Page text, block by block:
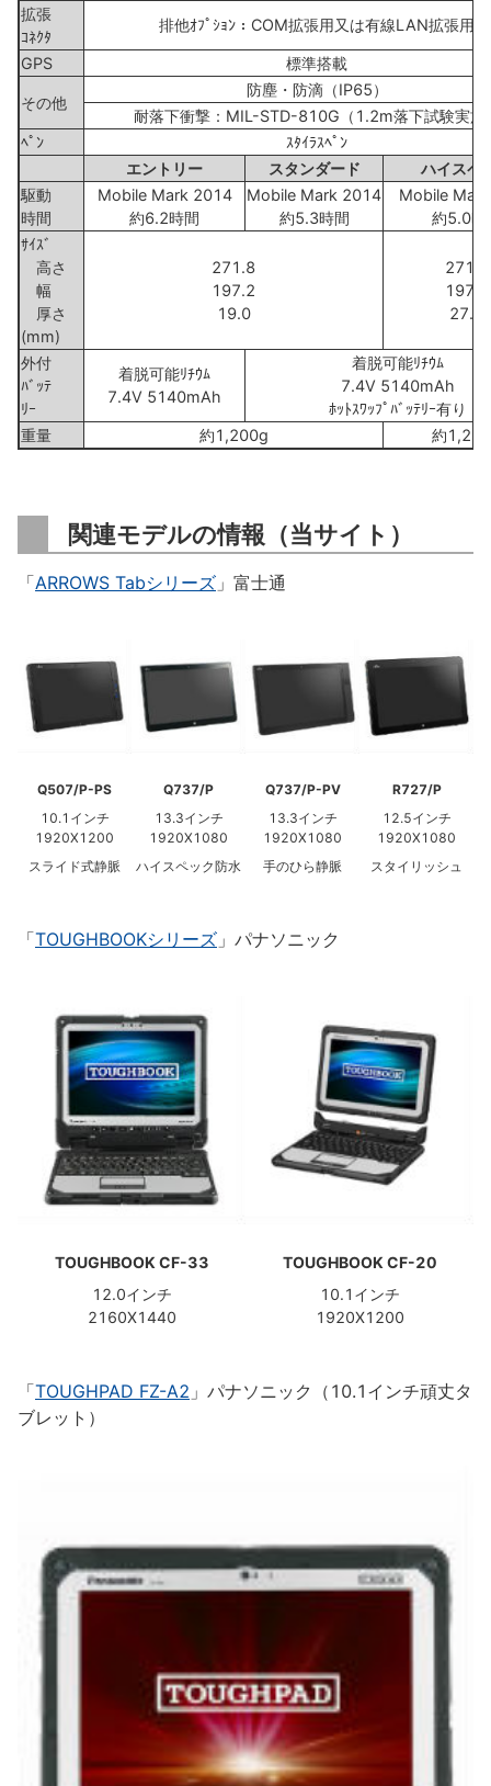
拡張
ｺﾈｸﾀ
排他ｵﾌﾟｼｮﾝ：COM拡張用又は有線LAN拡張用
GPS 標準搭載
その他
防塵・防滴（IP65）
耐落下衝撃：MIL-STD-810G（1.2m落下試験実施
ﾍﾟﾝ
ｽﾀｲﾗｽﾍﾟﾝ
エントリー
スタンダード
ハイスペ
駆動
時間
Mobile Mark 2014
約6.2時間
Mobile Mark 2014
約5.3時間
Mobile
約5.0時
ｻｲｽﾞ
高さ
幅
厚さ
(mm)
271.8
197.2
19.0
271.8
197.2
27.6
外付
ﾊﾞｯﾃ
ﾘｰ
着脱可能ﾘﾁｳﾑ
7.4V 5140mAh
着脱可能ﾘﾁｳﾑ
7.4V 5140mAh
ﾎｯﾄｽﾜｯﾌﾟﾊﾞｯﾃﾘｰ有り
重量
約1,200g 約
関連モデルの情報（当サイト）
「ARROWS Tabシリーズ 」富士通
Q507/P-PS
10.1インチ
1920X1200
スライド式静脈
Q737/P
13.3インチ
1920X1080
ハイスペック防水
Q737/P-PV
13.3インチ
1920X1080
手のひら静脈
R727/P
12.5インチ
1920X1080
スタイリッシュ
「TOUGHBOOKシリーズ 」パナソニック
TOUGHBOOK CF-33
12.0インチ
2160X1440
TOUGHBOOK CF-20
10.1インチ
1920X1200
「TOUGHPAD FZ-A2 」パナソニック（10.1インチ頑丈タ
ブレット）